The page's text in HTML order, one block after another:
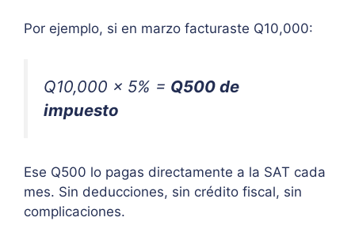
Por ejemplo, si en marzo facturaste Q10,000:
Q10,000 × 5% = Q500 de
impuesto
Ese Q500 lo pagas directamente a la SAT cada
mes. Sin deducciones, sin crédito fiscal, sin
complicaciones.